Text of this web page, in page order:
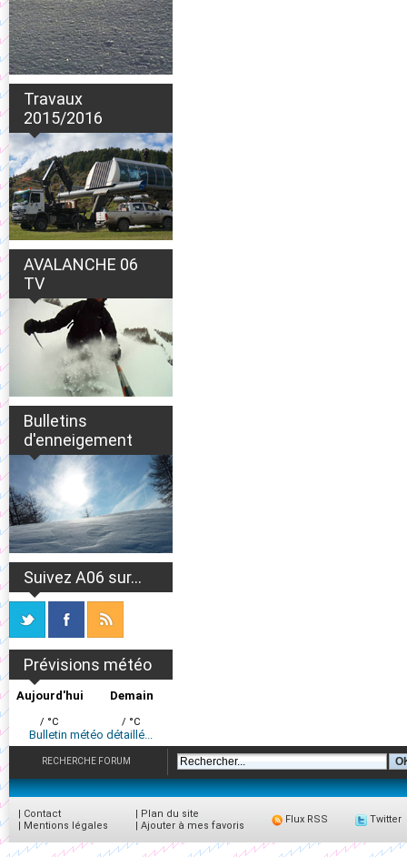
Travaux
2015/2016
AVALANCHE 06
TV
Bulletins
d'enneigement
Suivez A06 sur...
Prévisions météo
Aujourd'hui
/ °C
Demain
/ °C
Bulletin météo détaillé...
RECHERCHE FORUM
| Contact
| Mentions légales
| Plan du site
| Ajouter à mes favoris
Flux RSS Twitter